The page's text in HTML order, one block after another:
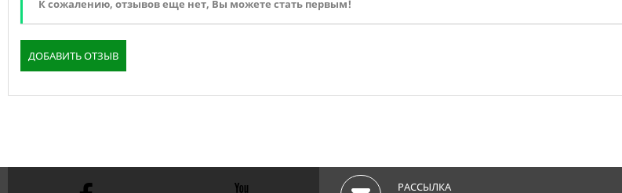
К сожалению, отзывов еще нет, Вы можете стать первым!
ДОБАВИТЬ ОТЗЫВ
РАССЫЛКА